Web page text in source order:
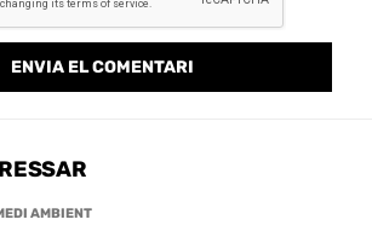
AMBIENT